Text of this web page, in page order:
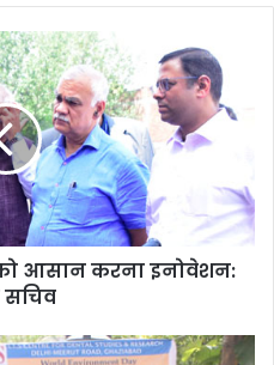
आसान करना इनोवेशन: